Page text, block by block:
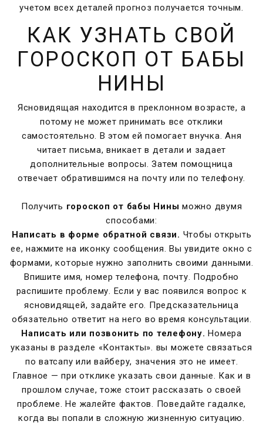
учетом всех деталей прогноз получается точным.
КАК УЗНАТЬ СВОЙ
ГОРОСКОП ОТ БАБЫ
НИНЫ
Ясновидящая находится в преклонном возрасте, а
потому не может принимать все отклики
самостоятельно. В этом ей помогает внучка. Аня
читает письма, вникает в детали и задает
дополнительные вопросы. Затем помощница
отвечает обратившимся на почту или по телефону.
Получить гороскоп от бабы Нины можно двумя
способами:
Написать в форме обратной связи. Чтобы открыть
ее, нажмите на иконку сообщения. Вы увидите окно с
формами, которые нужно заполнить своими данными.
Впишите имя, номер телефона, почту. Подробно
распишите проблему. Если у вас появился вопрос к
ясновидящей, задайте его. Предсказательница
обязательно ответит на него во время консультации.
Написать или позвонить по телефону. Номера
указаны в разделе «Контакты». вы можете связаться
по ватсапу или вайберу, значения это не имеет.
Главное — при отклике указать свои данные. Как и в
прошлом случае, тоже стоит рассказать о своей
проблеме. Не жалейте фактов. Поведайте гадалке,
когда вы попали в сложную жизненную ситуацию.